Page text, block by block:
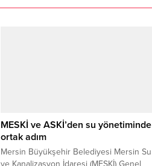
MESKİ ve ASKİ’den su yönetiminde
ortak adım
Mersin Büyükşehir Belediyesi Mersin Su